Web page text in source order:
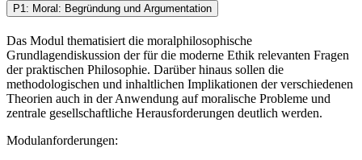
P1: Moral: Begründung und Argumentation
Das Modul thematisiert die moralphilosophische
Grundlagendiskussion der für die moderne Ethik relevanten Fragen
der praktischen Philosophie. Darüber hinaus sollen die
methodologischen und inhaltlichen Implikationen der verschiedenen
Theorien auch in der Anwendung auf moralische Probleme und
zentrale gesellschaftliche Herausforderungen deutlich werden.
Modulanforderungen: